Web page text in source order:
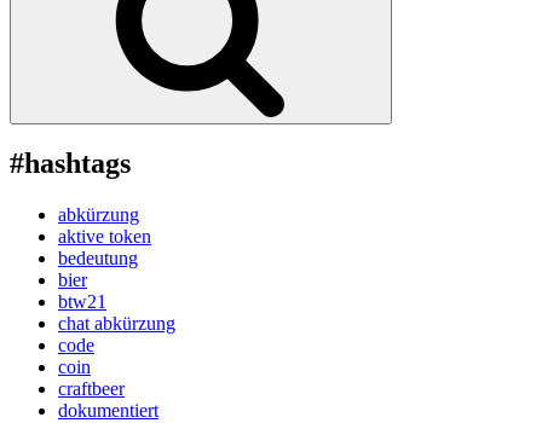
#hashtags
abkürzung
aktive token
bedeutung
bier
btw21
chat abkürzung
code
coin
craftbeer
dokumentiert